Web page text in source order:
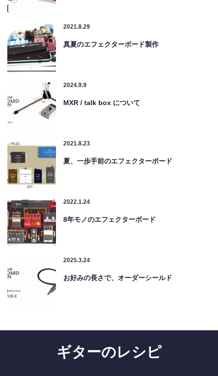
2021.8.29
真夏のエフェクターボード製作
2024.9.9
MXR / talk box について
2021.8.23
夏、一歩手前のエフェクターボード
2022.1.24
8年モノのエフェクターボード
2025.3.24
お好みの長さで、オーダーシールド
ギターのレシピ